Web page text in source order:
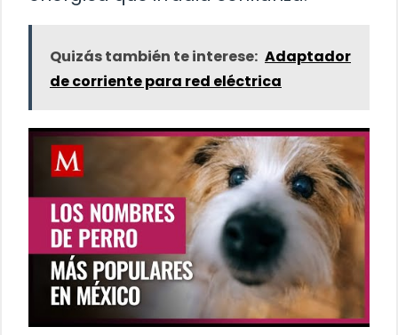
Quizás también te interese: Adaptador
de corriente para red eléctrica